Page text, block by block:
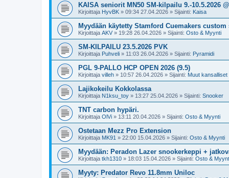
KAISA seniorit MN50 SM-kilpailu 9.-10.5.2026
Kirjoittaja HyvBK » 09:34 27.04.2026 » Sijainti: Kaisa
Myydään käytetty Stamford Cuemakers
Kirjoittaja AKV » 19:28 26.04.2026 » Sijainti: Osto & Myynti
SM-KILPAILU 23.5.2026 PVK
Kirjoittaja Puhveli » 11:03 26.04.2026 » Sijainti: Pyramidi
PGL 9-PALLO HCP OPEN 2026 (9.5)
Kirjoittaja villeh » 10:57 26.04.2026 » Sijainti: Muut kansalliset
Lajikokeilu Kokkolassa
Kirjoittaja N1ksu_toy » 13:27 25.04.2026 » Sijainti: Snooker
TNT carbon hypäri.
Kirjoittaja OlVi » 13:11 20.04.2026 » Sijainti: Osto & Myynti
Ostetaan Mezz Pro Extension
Kirjoittaja MK91 » 22:00 15.04.2026 » Sijainti: Osto & Myynti
Myydään: Peradon Lazer snookerkeppi +
Kirjoittaja tkh1310 » 18:03 15.04.2026 » Sijainti: Osto &
Myyty: Predator Revo 11.8mm Uniloc